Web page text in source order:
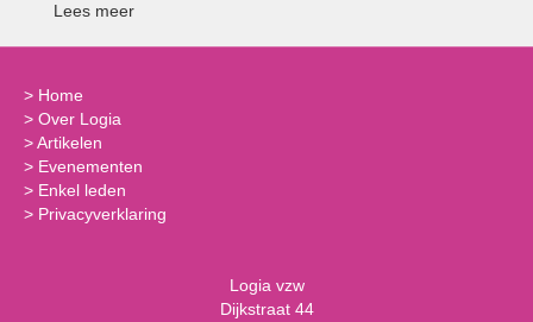
Lees meer
> Home
> Over Logia
>Artikelen
> Evenementen
> Enkel leden
> Privacyverklaring
Logia vzw
Dijkstraat 44